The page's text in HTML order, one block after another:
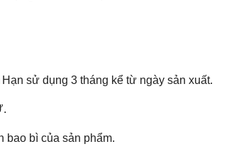
sử dụng 3 tháng kể từ ngày sản xuất.
bao bì của sản phẩm.